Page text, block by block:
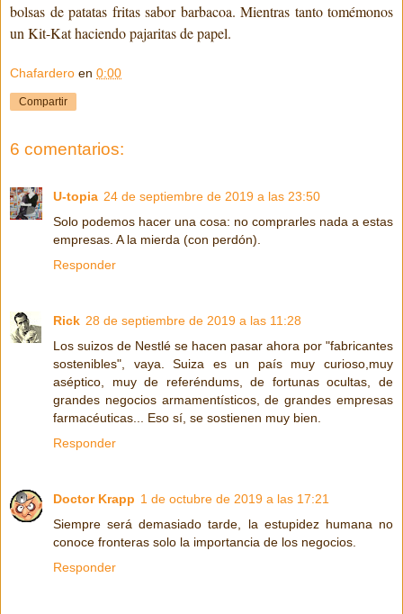
bolsas de patatas fritas sabor barbacoa. Mientras tanto tomémonos
un Kit-Kat haciendo pajaritas de papel.
Chafardero en 0:00
Compartir
6 comentarios:
U-topia 24 de septiembre de 2019 a las 23:50
Solo podemos hacer una cosa: no comprarles nada a estas
empresas. A la mierda (con perdón).
Responder
Rick 28 de septiembre de 2019 a las 11:28
Los suizos de Nestlé se hacen pasar ahora por "fabricantes
sostenibles", vaya. Suiza es un país muy curioso,muy
aséptico, muy de referéndums, de fortunas ocultas, de
grandes negocios armamentísticos, de grandes empresas
farmacéuticas... Eso sí, se sostienen muy bien.
Responder
Doctor Krapp 1 de octubre de 2019 a las 17:21
Siempre será demasiado tarde, la estupidez humana no
conoce fronteras solo la importancia de los negocios.
Responder